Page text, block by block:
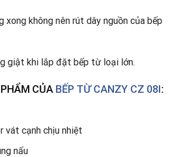
xong không nên rút dây nguồn của bếp
giật khi lắp đặt bếp từ loại lớn.
CỦA BẾP TỪ CANZY CZ 08I:
vát cạnh chịu nhiệt
nấu